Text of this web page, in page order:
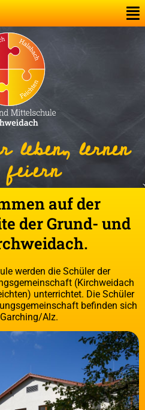
lernen
auf der
der Grund- und
werden die Schüler der
(Kirchweidach
unterrichtet. Die Schüler
befinden sich
Alz.